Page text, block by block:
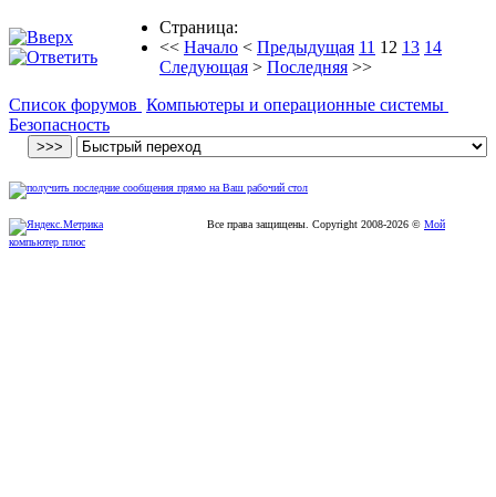
Страница:
<< Начало < Предыдущая 11 12 13 14
Следующая > Последняя >>
Список форумов Компьютеры и операционные системы
Безопасность
Все права защищены. Copyright 2008-2026 © Мой
компьютер плюс